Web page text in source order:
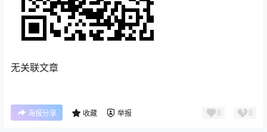
无关联文章
海报分享 收藏 举报 0 0